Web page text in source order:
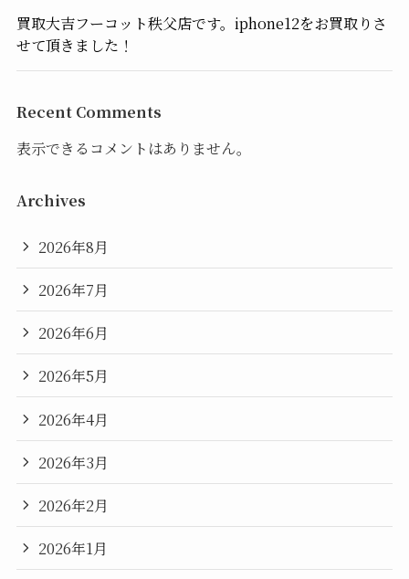
買取大吉フーコット秩父店です。iphone12をお買取りさ
せて頂きました！
Recent Comments
表示できるコメントはありません。
Archives
2026年8月
2026年7月
2026年6月
2026年5月
2026年4月
2026年3月
2026年2月
2026年1月